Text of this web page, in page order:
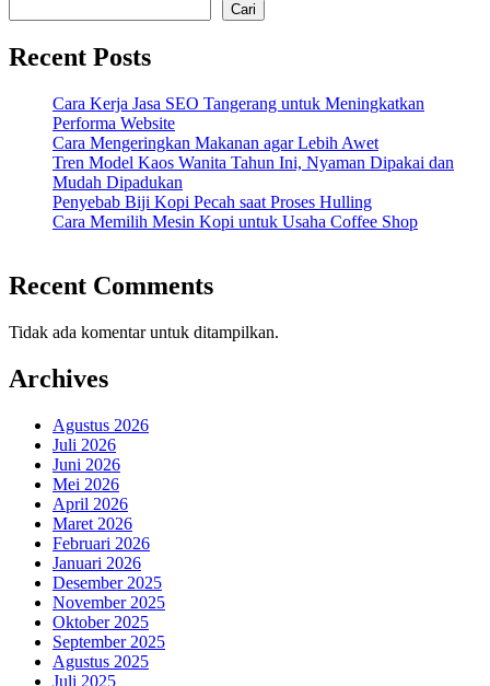
Cari
Recent Posts
Cara Kerja Jasa SEO Tangerang untuk Meningkatkan
Performa Website
Cara Mengeringkan Makanan agar Lebih Awet
Tren Model Kaos Wanita Tahun Ini, Nyaman Dipakai dan
Mudah Dipadukan
Penyebab Biji Kopi Pecah saat Proses Hulling
Cara Memilih Mesin Kopi untuk Usaha Coffee Shop
Recent Comments
Tidak ada komentar untuk ditampilkan.
Archives
Agustus 2026
Juli 2026
Juni 2026
Mei 2026
April 2026
Maret 2026
Februari 2026
Januari 2026
Desember 2025
November 2025
Oktober 2025
September 2025
Agustus 2025
Juli 2025